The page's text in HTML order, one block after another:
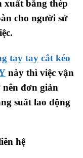
xuất bằng thép
cho người sử
tay tay cắt kéo
này thì việc vận
nên đơn giản
suất lao động
hệ